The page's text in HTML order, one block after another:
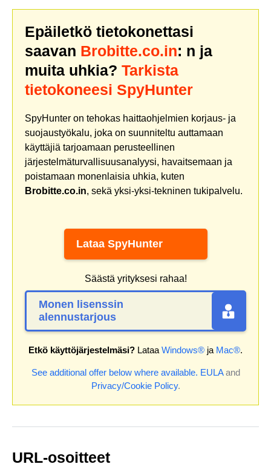
Epäiletkö tietokonettasi
saavan Brobitte.co.in: n ja
muita uhkia? Tarkista
tietokoneesi SpyHunter
SpyHunter on tehokas haittaohjelmien korjaus- ja
suojaustyökalu, joka on suunniteltu auttamaan
käyttäjiä tarjoamaan perusteellinen
järjestelmäturvallisuusanalyysi, havaitsemaan ja
poistamaan monenlaisia uhkia, kuten
Brobitte.co.in, sekä yksi-yksi-tekninen tukipalvelu.
Lataa SpyHunter
Säästä yrityksesi rahaa!
Monen lisenssin
alennustarjous
Etkö käyttöjärjestelmäsi? Lataa Windows® ja Mac®.
See additional offer below where available. EULAand
Privacy/Cookie Policy.
URL-osoitteet